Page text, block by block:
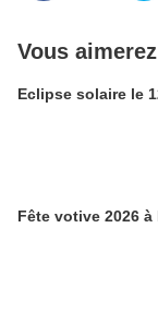
Vous
Eclipse solaire le
Fête votive 2026